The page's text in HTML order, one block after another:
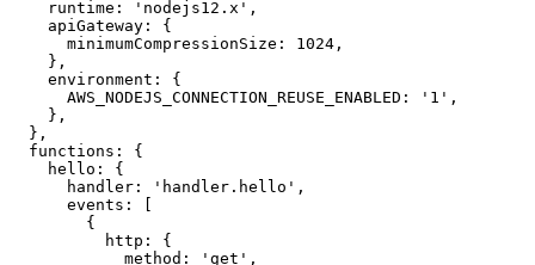
    runtime: 'nodejs12.x',
    apiGateway: {
      minimumCompressionSize: 1024,
    },
    environment: {
      AWS_NODEJS_CONNECTION_REUSE_ENABLED: '1',
    },
  },
  functions: {
    hello: {
      handler: 'handler.hello',
      events: [
        {
          http: {
            method: 'get',